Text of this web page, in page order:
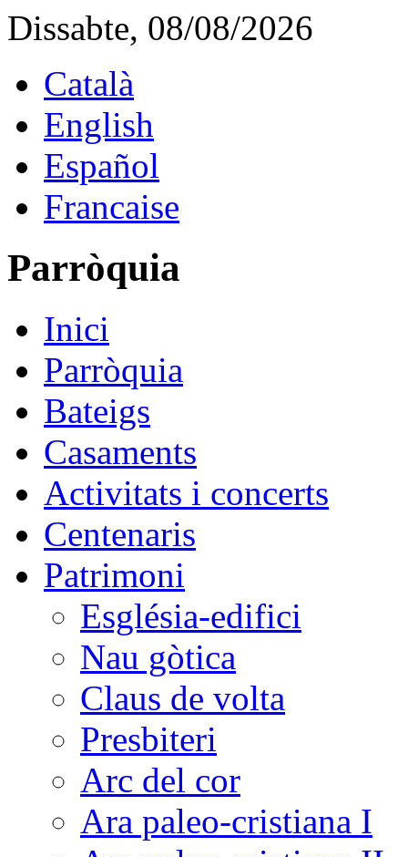
Dissabte, 08/08/2026
Català
English
Español
Francaise
Parròquia
Inici
Parròquia
Bateigs
Casaments
Activitats i concerts
Centenaris
Patrimoni
Església-edifici
Nau gòtica
Claus de volta
Presbiteri
Arc del cor
Ara paleo-cristiana I